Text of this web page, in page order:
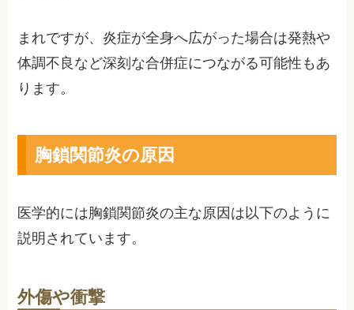
まれですが、炎症が全身へ広がった場合は発熱や
体調不良など深刻な合併症につながる可能性もあ
ります。
胸鎖関節炎の原因
医学的には胸鎖関節炎の主な原因は以下のように
説明されています。
外傷や衝撃